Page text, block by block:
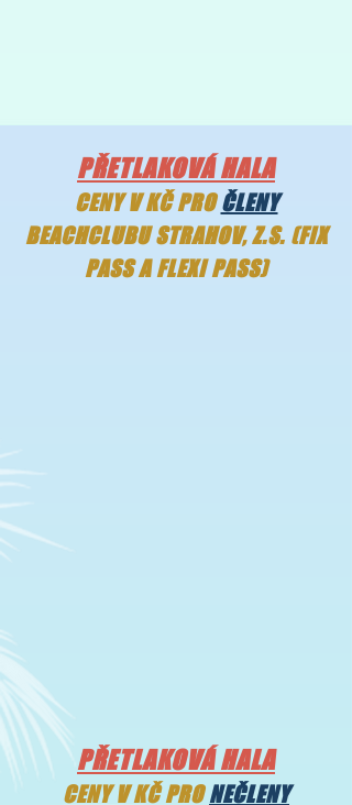
PŘETLAKOVÁ HALA
CENY V KČ PROČLENY
BEACHCLUBU STRAHOV, Z.S. (FIX
PASS A FLEXI PASS)
PŘETLAKOVÁ HALA
CENY V KČ PRONEČLENY